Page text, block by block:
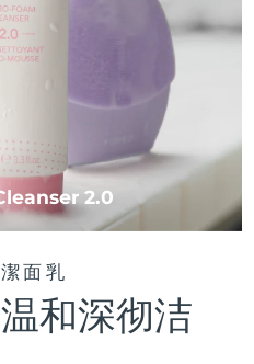
2.0
面乳
和深彻洁
go
bag
& balm
devices
devices
therapy
hydration
hydration devices
Whitening Set
device & 18% PAP gel
toothbrushes
anti-aging
anti-aging set
& décolleté LED mask
scalp massager
Serum
probiotic serum
肌膚年輕化
Red Light Therapy
Red Light Therapy
Light Serum
8/10/26
預計送達日期8/11/26
預計送達日期
預計送達日期8/10/26